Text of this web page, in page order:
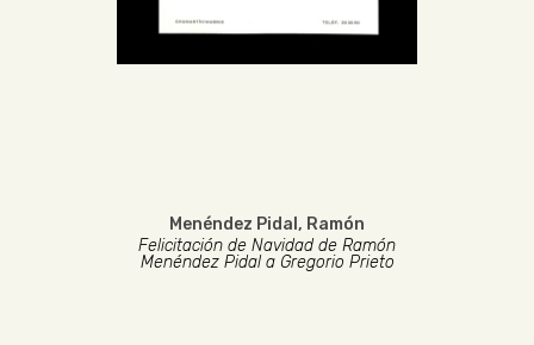
Menéndez Pidal, Ramón
Felicitación de Navidad de Ramón
Menéndez Pidal a Gregorio Prieto